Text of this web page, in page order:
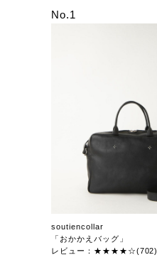
No.1
soutiencollar
「おかかえバッグ」
レビュー：★★★★☆(702)